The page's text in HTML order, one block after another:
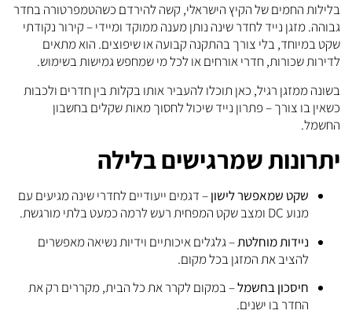
בלילות החמים של הקיץ הישראלי, קשה להירדם כשהטמפרטורה בחדר
גבוהה. מזגן נייד לחדר שינה נותן מענה ממוקד ומיידי – קירור נקודתי
שקט במיוחד, בלי צורך בהתקנה קבועה או שיפוצים. הוא מתאים
לדירות שכורות, חדרי אורחים או לכל מי שמחפש גמישות בשימוש.
בשונה ממזגן רגיל, כאן תוכלו להעביר אותו בקלות בין חדרים ולכבות
כשאין בו צורך – פתרון נייד שיכול לחסוך מאות שקלים בחשבון
החשמל.
יתרונות שמרגישים בלילה
שקט שמאפשר לישון– דגמים ייעודיים לחדרי שינה מגיעים עם
מנוע DC ומצב שקט המפחית רעש לרמה כמעט בלתי מורגשת.
ניידות מוחלטת– גלגלים איכותיים וידיות נשיאה מאפשרים
להציב את המזגן בכל מקום.
חיסכון בחשמל– במקום לקרר את כל הבית, מקררים רק את
החדר בו ישנים.